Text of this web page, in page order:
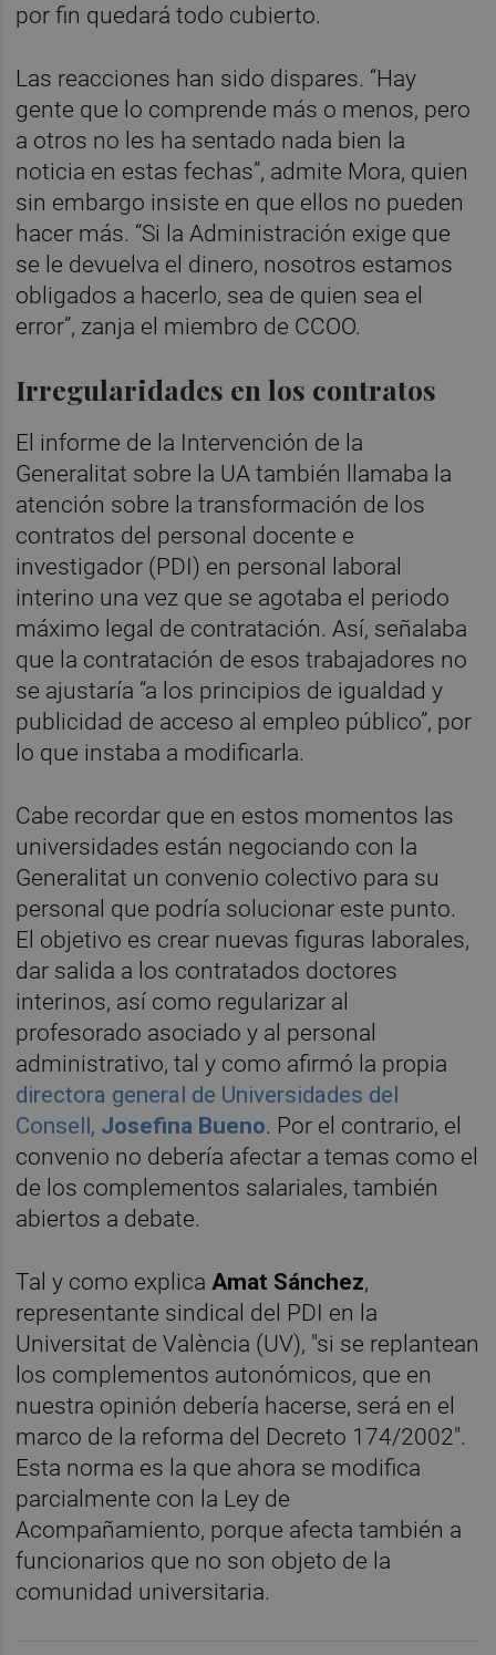
por fin quedará todo cubierto.
Las reacciones han sido dispares. “Hay
gente que lo comprende más o menos, pero
a otros no les ha sentado nada bien la
noticia en estas fechas”, admite Mora, quien
sin embargo insiste en que ellos no pueden
hacer más. “Si la Administración exige que
se le devuelva el dinero, nosotros estamos
obligados a hacerlo, sea de quien sea el
error”, zanja el miembro de CCOO.
Irregularidades en los contratos
El informe de la Intervención de la
Generalitat sobre la UA también llamaba la
atención sobre la transformación de los
contratos del personal docente e
investigador (PDI) en personal laboral
interino una vez que se agotaba el periodo
máximo legal de contratación. Así, señalaba
que la contratación de esos trabajadores no
se ajustaría “a los principios de igualdad y
publicidad de acceso al empleo público”, por
lo que instaba a modificarla.
Cabe recordar que en estos momentos las
universidades están negociando con la
Generalitat un convenio colectivo para su
personal que podría solucionar este punto.
El objetivo es crear nuevas figuras laborales,
dar salida a los contratados doctores
interinos, así como regularizar al
profesorado asociado y al personal
administrativo, tal y como afirmó la propia
directora general de Universidades del
Consell, Josefina Bueno. Por el contrario, el
convenio no debería afectar a temas como el
de los complementos salariales, también
abiertos a debate.
Tal y como explicaAmat Sánchez,
representante sindical del PDI en la
Universitat de València (UV), "si se replantean
los complementos autonómicos, que en
nuestra opinión debería hacerse, será en el
marco de la reforma del Decreto 174/2002".
Esta norma es la que ahora se modifica
parcialmente con la Ley de
Acompañamiento, porque afecta también a
funcionarios que no son objeto de la
comunidad universitaria.